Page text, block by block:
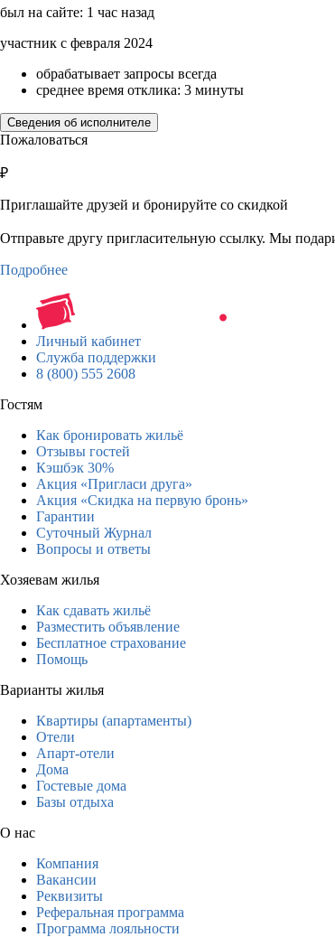
был на сайте: 1 час назад
участник с февраля 2024
обрабатывает запросы всегда
среднее время отклика: 3 минуты
Сведения об исполнителе
Пожаловаться
₽
Приглашайте друзей и бронируйте со скидкой
Отправьте другу пригласительную ссылку. Мы
Подробнее
Личный кабинет
Служба поддержки
8 (800) 555 2608
Гостям
Как бронировать жильё
Отзывы гостей
Кэшбэк 30%
Акция «Пригласи друга»
Акция «Скидка на первую бронь»
Гарантии
Суточный Журнал
Вопросы и ответы
Хозяевам жилья
Как сдавать жильё
Разместить объявление
Бесплатное страхование
Помощь
Варианты жилья
Квартиры (апартаменты)
Отели
Апарт-отели
Дома
Гостевые дома
Базы отдыха
О нас
Компания
Вакансии
Реквизиты
Реферальная программа
Программа лояльности